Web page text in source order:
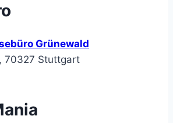
Grünewald
70327 Stuttgart